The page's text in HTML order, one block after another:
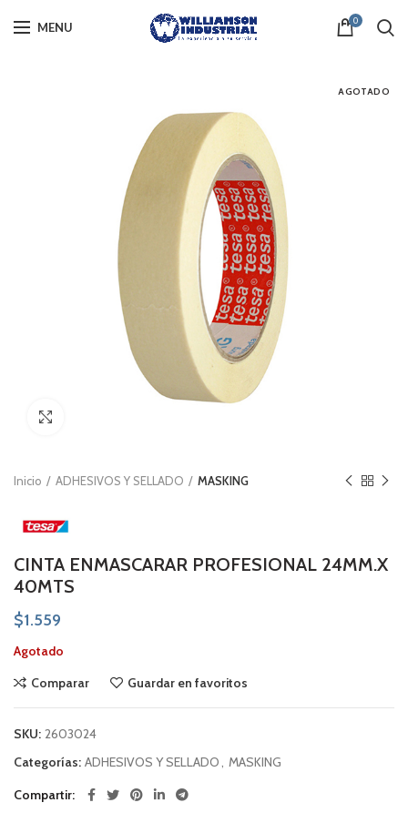
MENU 0
AGOTADO
Inicio ADHESIVOS Y SELLADO MASKING
CINTA ENMASCARAR PROFESIONAL 24MM.X
40MTS
$1.559
Agotado
Comparar
Guardar en favoritos
SKU: 2603024
Categorías: ADHESIVOS Y SELLADO, MASKING
Compartir